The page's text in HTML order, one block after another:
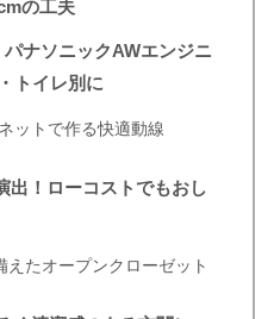
の工夫
パナソニックAWエンジニ
トイレ別に
ットで作る快適動線
！ローコストでもおし
えたオープンクローゼット